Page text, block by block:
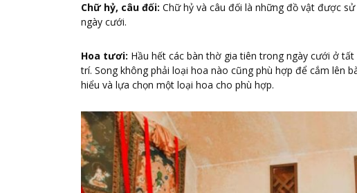
Chữ hỷ, câu đối: Chữ hỷ và câu đối là những đồ vật được
ngày cưới.
Hoa tươi: Hầu hết các bàn thờ gia tiên trong ngày cưới ở
trí. Song không phải loại hoa nào cũng phù hợp để cắm lên
hiểu và lựa chọn một loại hoa cho phù hợp.